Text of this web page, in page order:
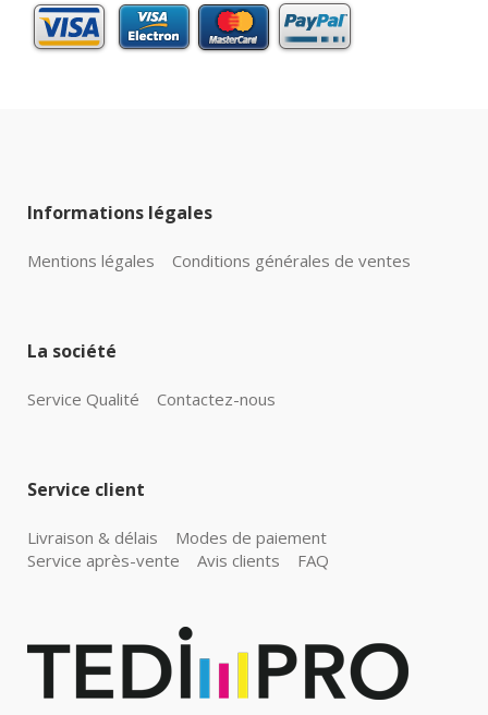
Informations légales
Mentions légales Conditions générales de ventes
La société
Service Qualité Contactez-nous
Service client
Livraison & délais
Modes de paiement
Service après-vente
Avis clients FAQ